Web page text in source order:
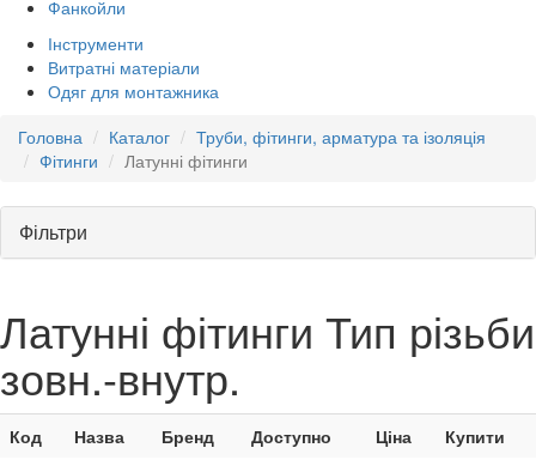
Фанкойли
Інструменти
Витратні матеріали
Одяг для монтажника
Головна
Каталог
Труби, фітинги, арматура та ізоляція
Фітинги
Латунні фітинги
Фільтри
Латунні фітинги Тип різьби
зовн.-внутр.
Код Назва Бренд Доступно Ціна Купити